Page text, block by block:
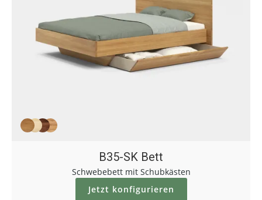
B35-SK Bett
Schwebebett mit Schubkästen
Jetzt konfigurieren